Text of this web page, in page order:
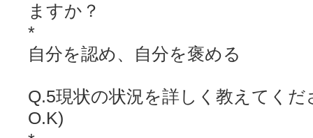
ますか？
*
自分を認め、自分を褒める
Q.5現状の状況を詳しく教えてく
O.K)